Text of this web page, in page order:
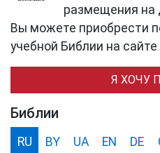
размещения на
Вы можете приобрести
учебной Библии на сайте
Я ХОЧУ
Библии
RU BY UA EN DE